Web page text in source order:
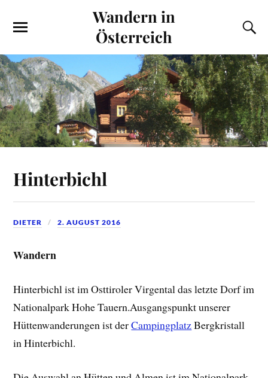
Wandern in
Österreich
Hinterbichl
DIETER 2. AUGUST 2016
Wandern
Hinterbichl ist im Osttiroler Virgental das letzte Dorf im
Nationalpark Hohe Tauern.Ausgangspunkt unserer
Hüttenwanderungen ist derCampingplatzBergkristall
in Hinterbichl.